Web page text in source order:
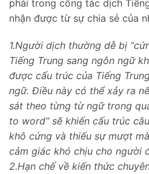
phải trong công tác dịch
nhận được từ sự chia sẻ của
1.Người dịch thường dễ bị
Tiếng Trung sang ngôn ngữ
được cấu trúc của Tiếng
ngữ. Điều này có thể xảy ra
sát theo từng từ ngữ trong
to word” sẽ khiến cấu trúc
khô cứng và thiếu sự mượt
cảm giác khó chịu cho người
2.Hạn chế về kiến thức